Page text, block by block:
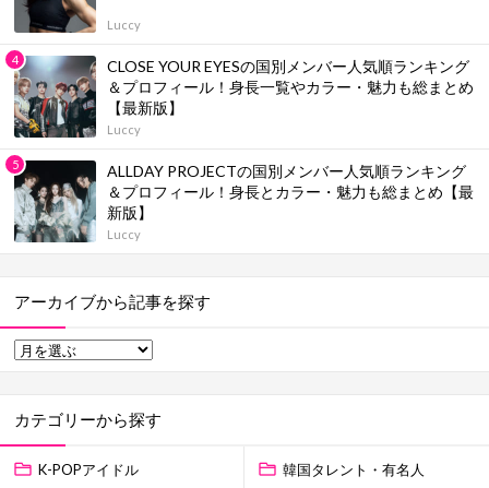
Luccy
CLOSE YOUR EYESの国別メンバー人気順ランキング
＆プロフィール！身長一覧やカラー・魅力も総まとめ
【最新版】
Luccy
ALLDAY PROJECTの国別メンバー人気順ランキング
＆プロフィール！身長とカラー・魅力も総まとめ【最
新版】
Luccy
アーカイブから記事を探す
カテゴリーから探す
K-POPアイドル 韓国タレント・有名人